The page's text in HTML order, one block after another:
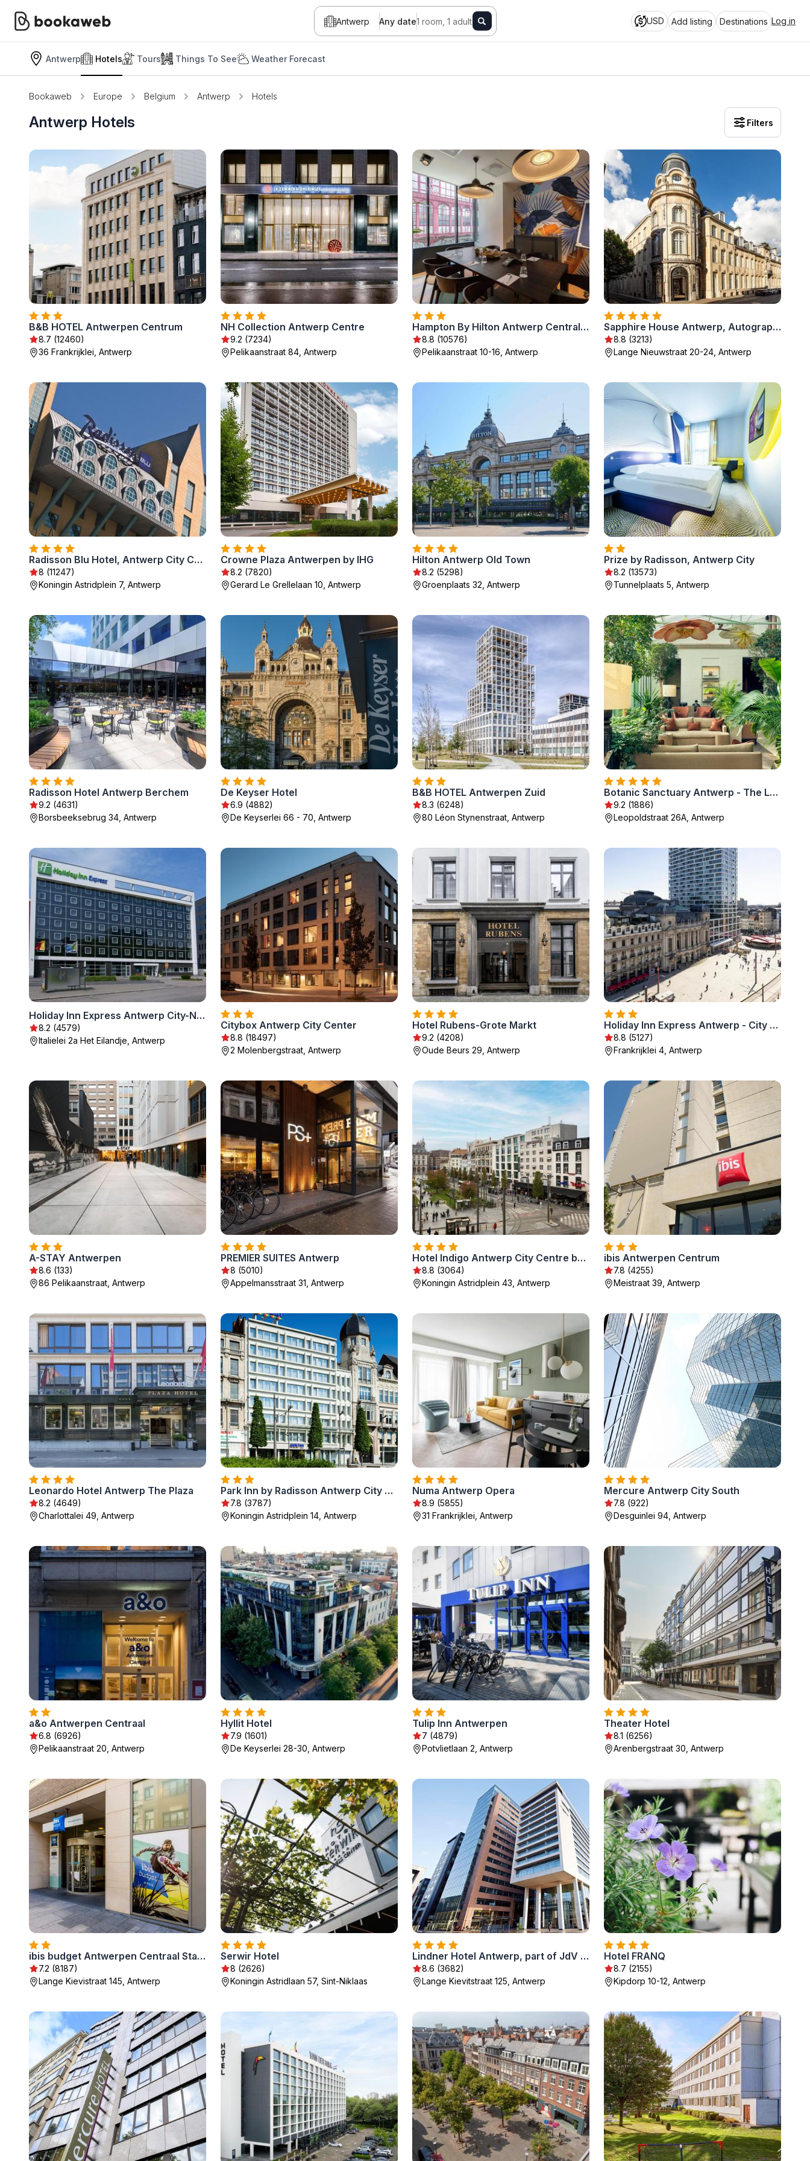
Antwerp Any date1 room, 1 adult USD Add listing Destinations Log in
Antwerp Hotels Tours Things To See Weather Forecast
Bookaweb Europe Belgium Antwerp Hotels
Antwerp Hotels Filters
B&B HOTEL Antwerpen Centrum
8.7 (12460)
36 Frankrijklei, Antwerp
NH Collection Antwerp Centre
9.2 (7234)
Pelikaanstraat 84, Antwerp
Hampton By Hilton Antwerp Central Station
8.8 (10576)
Pelikaanstraat 10-16, Antwerp
Sapphire House Antwerp, Autograph Collection by Marriott
8.8 (3213)
Lange Nieuwstraat 20-24, Antwerp
Radisson Blu Hotel, Antwerp City Centre
8 (11247)
Koningin Astridplein 7, Antwerp
Crowne Plaza Antwerpen by IHG
8.2 (7820)
Gerard Le Grellelaan 10, Antwerp
Hilton Antwerp Old Town
8.2 (5298)
Groenplaats 32, Antwerp
Prize by Radisson, Antwerp City
8.2 (13573)
Tunnelplaats 5, Antwerp
Radisson Hotel Antwerp Berchem
9.2 (4631)
Borsbeeksebrug 34, Antwerp
De Keyser Hotel
6.9 (4882)
De Keyserlei 66 - 70, Antwerp
B&B HOTEL Antwerpen Zuid
8.3 (6248)
80 Léon Stynenstraat, Antwerp
Botanic Sanctuary Antwerp - The Leading Hotels of the World
9.2 (1886)
Leopoldstraat 26A, Antwerp
Holiday Inn Express Antwerp City-North by IHG
8.2 (4579)
Italielei 2a Het Eilandje, Antwerp
Citybox Antwerp City Center
8.8 (18497)
2 Molenbergstraat, Antwerp
Hotel Rubens-Grote Markt
9.2 (4208)
Oude Beurs 29, Antwerp
Holiday Inn Express Antwerp - City Centre by IHG
8.8 (5127)
Frankrijklei 4, Antwerp
A-STAY Antwerpen
8.6 (133)
86 Pelikaanstraat, Antwerp
PREMIER SUITES Antwerp
8 (5010)
Appelmansstraat 31, Antwerp
Hotel Indigo Antwerp City Centre by IHG
8.8 (3064)
Koningin Astridplein 43, Antwerp
ibis Antwerpen Centrum
7.8 (4255)
Meistraat 39, Antwerp
Leonardo Hotel Antwerp The Plaza
8.2 (4649)
Charlottalei 49, Antwerp
Park Inn by Radisson Antwerp City Centre
7.8 (3787)
Koningin Astridplein 14, Antwerp
Numa Antwerp Opera
8.9 (5855)
31 Frankrijklei, Antwerp
Mercure Antwerp City South
7.8 (922)
Desguinlei 94, Antwerp
a&o Antwerpen Centraal
6.8 (6926)
Pelikaanstraat 20, Antwerp
Hyllit Hotel
7.9 (1601)
De Keyserlei 28-30, Antwerp
Tulip Inn Antwerpen
7 (4879)
Potvlietlaan 2, Antwerp
Theater Hotel
8.1 (6256)
Arenbergstraat 30, Antwerp
ibis budget Antwerpen Centraal Station
7.2 (8187)
Lange Kievistraat 145, Antwerp
Serwir Hotel
8 (2626)
Koningin Astridlaan 57, Sint-Niklaas
Lindner Hotel Antwerp, part of JdV by Hyatt
8.6 (3682)
Lange Kievitstraat 125, Antwerp
Hotel FRANQ
8.7 (2155)
Kipdorp 10-12, Antwerp